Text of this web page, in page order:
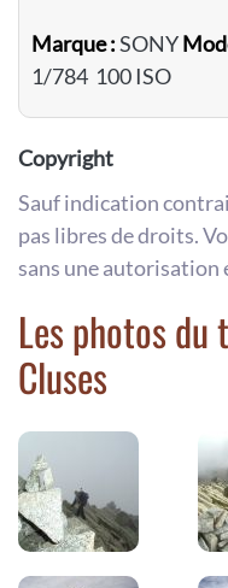
Marque :SONY
1/784 100 ISO
Copyright
Sauf indication
pas libres de droits.
sans une
Les photos du
Cluses